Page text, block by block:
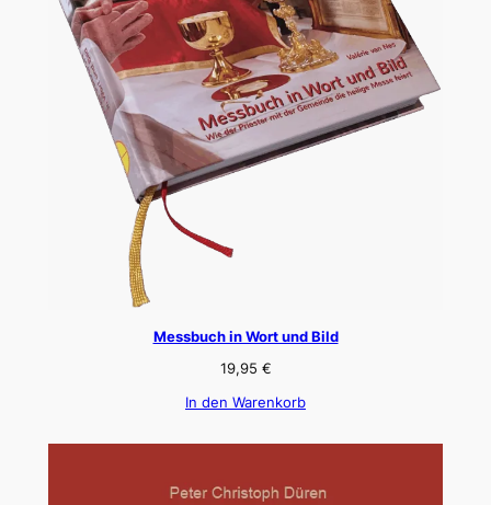
Messbuch in Wort und Bild
19,95 €
In den Warenkorb